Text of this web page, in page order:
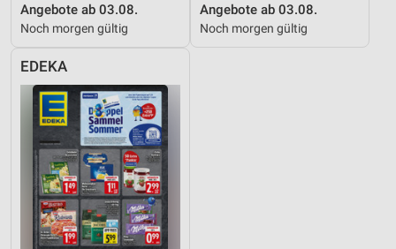
Angebote ab 03.08.
Noch morgen gültig
Angebote ab 03.08.
Noch morgen gültig
EDEKA